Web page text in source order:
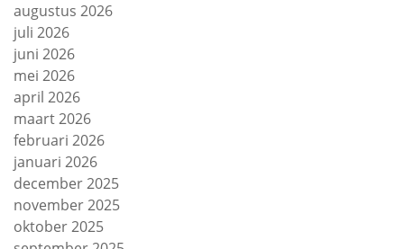
augustus 2026
juli 2026
juni 2026
mei 2026
april 2026
maart 2026
februari 2026
januari 2026
december 2025
november 2025
oktober 2025